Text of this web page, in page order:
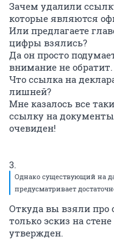
Зачем удалили
которые являются
Или предлагаете
цифры взялись?
Да он просто
внимание не обратит.
Что ссылка на
лишней?
Мне казалось все
ссылку на
очевиден!
3.
Однако существующий на
предусматривает
Откуда вы взяли
только эскиз на
утвержден.